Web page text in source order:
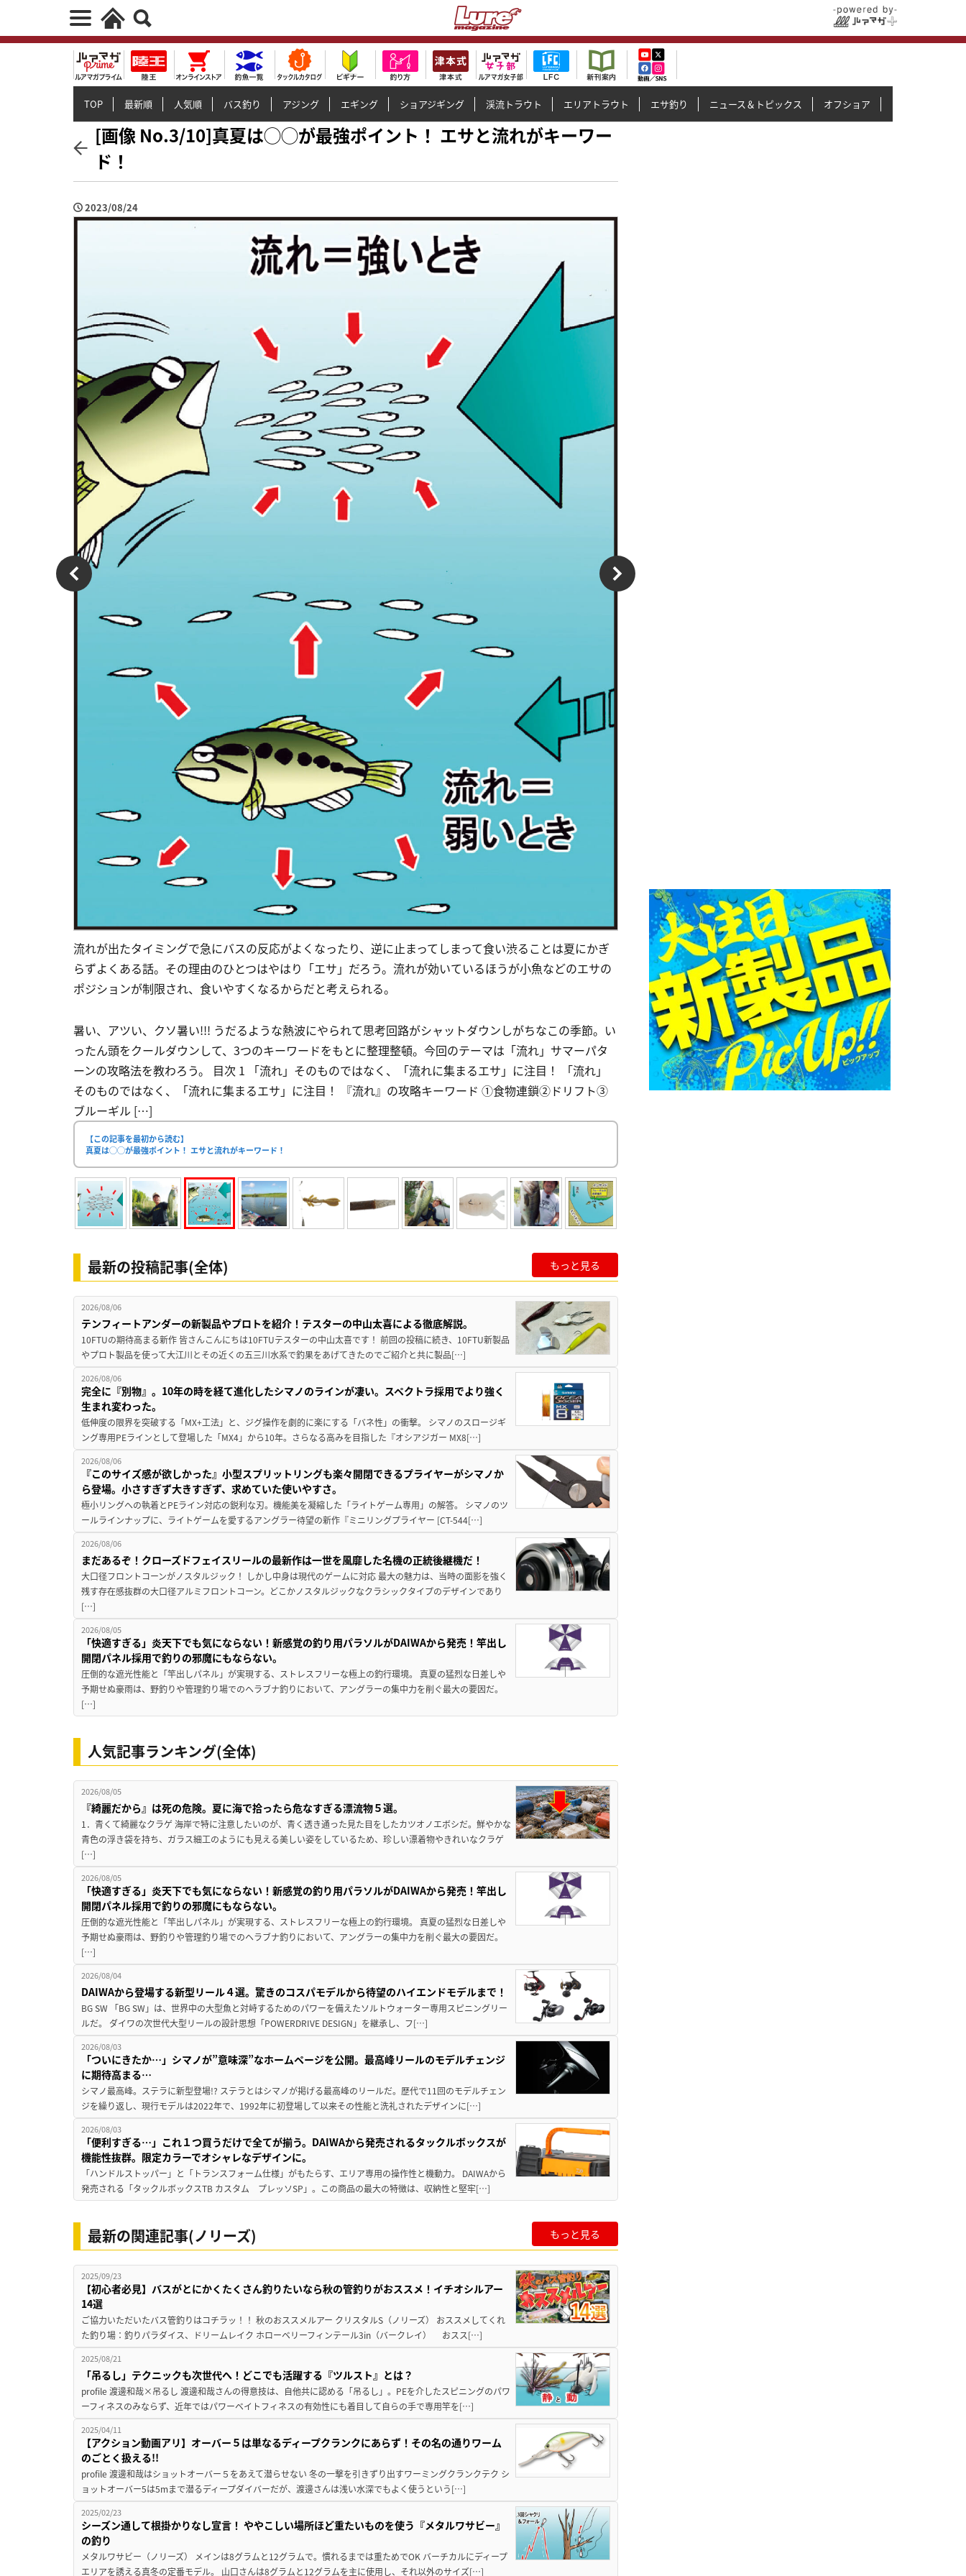
TOP 最新順 人気順 バス釣り アジング エギング ショアジギング 渓流トラウト エリアトラウト エサ釣り ニュース＆トピックス オフショア
[画像 No.3/10]真夏は◯◯が最強ポイント！ エサと流れがキーワー
ド！
2023/08/24
流れが出たタイミングで急にバスの反応がよくなったり、逆に止まってしまって食い渋ることは夏にかぎ
らずよくある話。その理由のひとつはやはり「エサ」だろう。流れが効いているほうが小魚などのエサの
ポジションが制限され、食いやすくなるからだと考えられる。
暑い、アツい、クソ暑い!!! うだるような熱波にやられて思考回路がシャットダウンしがちなこの季節。い
ったん頭をクールダウンして、3つのキーワードをもとに整理整頓。今回のテーマは「流れ」サマーパタ
ーンの攻略法を教わろう。 目次 1 「流れ」そのものではなく、「流れに集まるエサ」に注目！ 「流れ」
そのものではなく、「流れに集まるエサ」に注目！ 『流れ』の攻略キーワード ①食物連鎖②ドリフト③
ブルーギル […]
【この記事を最初から読む】
真夏は◯◯が最強ポイント！ エサと流れがキーワード！
最新の投稿記事(全体) もっと見る
2026/08/06
テンフィートアンダーの新製品やプロトを紹介！テスターの中山太喜による徹底解説。
10FTUの期待高まる新作 皆さんこんにちは10FTUテスターの中山太喜です！ 前回の投稿に続き、10FTU新製品
やプロト製品を使って大江川とその近くの五三川水系で釣果をあげてきたのでご紹介と共に製品[…]
2026/08/06
完全に『別物』。10年の時を経て進化したシマノのラインが凄い。スペクトラ採用でより強く
生まれ変わった。
低伸度の限界を突破する「MX+工法」と、ジグ操作を劇的に楽にする「バネ性」の衝撃。 シマノのスロージギ
ング専用PEラインとして登場した「MX4」から10年。さらなる高みを目指した『オシアジガー MX8[…]
2026/08/06
『このサイズ感が欲しかった』小型スプリットリングも楽々開閉できるプライヤーがシマノか
ら登場。小さすぎず大きすぎず、求めていた使いやすさ。
極小リングへの執着とPEライン対応の鋭利な刃。機能美を凝縮した「ライトゲーム専用」の解答。 シマノのツ
ールラインナップに、ライトゲームを愛するアングラー待望の新作『ミニリングプライヤー [CT-544[…]
2026/08/06
まだあるぞ！クローズドフェイスリールの最新作は一世を風靡した名機の正統後継機だ！
大口径フロントコーンがノスタルジック！ しかし中身は現代のゲームに対応 最大の魅力は、当時の面影を強く
残す存在感抜群の大口径アルミフロントコーン。どこかノスタルジックなクラシックタイプのデザインであり
[…]
2026/08/05
「快適すぎる」炎天下でも気にならない！新感覚の釣り用パラソルがDAIWAから発売！竿出し
開閉パネル採用で釣りの邪魔にもならない。
圧倒的な遮光性能と「竿出しパネル」が実現する、ストレスフリーな極上の釣行環境。 真夏の猛烈な日差しや
予期せぬ豪雨は、野釣りや管理釣り場でのヘラブナ釣りにおいて、アングラーの集中力を削ぐ最大の要因だ。
[…]
人気記事ランキング(全体)
2026/08/05
『綺麗だから』は死の危険。夏に海で拾ったら危なすぎる漂流物５選。
1．青くて綺麗なクラゲ 海岸で特に注意したいのが、青く透き通った見た目をしたカツオノエボシだ。鮮やかな
青色の浮き袋を持ち、ガラス細工のようにも見える美しい姿をしているため、珍しい漂着物やきれいなクラゲ
[…]
2026/08/05
「快適すぎる」炎天下でも気にならない！新感覚の釣り用パラソルがDAIWAから発売！竿出し
開閉パネル採用で釣りの邪魔にもならない。
圧倒的な遮光性能と「竿出しパネル」が実現する、ストレスフリーな極上の釣行環境。 真夏の猛烈な日差しや
予期せぬ豪雨は、野釣りや管理釣り場でのヘラブナ釣りにおいて、アングラーの集中力を削ぐ最大の要因だ。
[…]
2026/08/04
DAIWAから登場する新型リール４選。驚きのコスパモデルから待望のハイエンドモデルまで！
BG SW 「BG SW」は、世界中の大型魚と対峙するためのパワーを備えたソルトウォーター専用スピニングリー
ルだ。 ダイワの次世代大型リールの設計思想「POWERDRIVE DESIGN」を継承し、フ[…]
2026/08/03
「ついにきたか…」シマノが”意味深”なホームページを公開。最高峰リールのモデルチェンジ
に期待高まる…
シマノ最高峰。ステラに新型登場!? ステラとはシマノが掲げる最高峰のリールだ。歴代で11回のモデルチェン
ジを繰り返し、現行モデルは2022年で、1992年に初登場して以来その性能と洗礼されたデザインに[…]
2026/08/03
「便利すぎる…」これ１つ買うだけで全てが揃う。DAIWAから発売されるタックルボックスが
機能性抜群。限定カラーでオシャレなデザインに。
「ハンドルストッパー」と「トランスフォーム仕様」がもたらす、エリア専用の操作性と機動力。 DAIWAから
発売される「タックルボックスTB カスタム プレッソSP」。この商品の最大の特徴は、収納性と堅牢[…]
最新の関連記事(ノリーズ) もっと見る
2025/09/23
【初心者必見】バスがとにかくたくさん釣りたいなら秋の管釣りがおススメ！イチオシルアー
14選
ご協力いただいたバス管釣りはコチラッ！！ 秋のおススメルアー クリスタルS（ノリーズ） おススメしてくれ
た釣り場：釣りパラダイス、ドリームレイク ホローベリーフィンテール3in（バークレイ） おスス[…]
2025/08/21
「吊るし」テクニックも次世代へ！どこでも活躍する『ツルスト』とは？
profile 渡邊和哉×吊るし 渡邊和哉さんの得意技は、自他共に認める「吊るし」。PEを介したスピニングのパワ
ーフィネスのみならず、近年ではパワーベイトフィネスの有効性にも着目して自らの手で専用竿を[…]
2025/04/11
【アクション動画アリ】オーバー５は単なるディープクランクにあらず！その名の通りワーム
のごとく扱える!!
profile 渡邊和哉はショットオーバー５をあえて潜らせない 冬の一撃を引きずり出すワーミングクランクテク シ
ョットオーバー5は5mまで潜るディープダイバーだが、渡邊さんは浅い水深でもよく使うという[…]
2025/02/23
シーズン通して根掛かりなし宣言！ ややこしい場所ほど重たいものを使う『メタルワサビー』
の釣り
メタルワサビー（ノリーズ） メインは8グラムと12グラムで。慣れるまでは重ためでOK バーチカルにディープ
エリアを誘える真冬の定番モデル。 山口さんは8グラムと12グラムを主に使用し、それ以外のサイズ[…]